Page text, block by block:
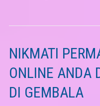
NIKMATI
ONLINE ANDA
DI GEMBALA